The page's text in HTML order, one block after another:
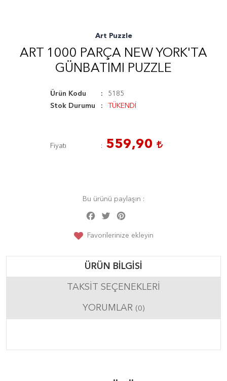
Art Puzzle
ART 1000 PARÇA NEW YORK'TA
GÜNBATIMI PUZZLE
Ürün Kodu
5185
Stok Durumu
TÜKENDİ
Fiyatı 559,90
Bu ürünü paylaşın :
Facebook
Twitter
Favorilerinize ekleyin
ÜRÜN BILGISI
TAKSIT SEÇENEKLERI
YORUMLAR (0)